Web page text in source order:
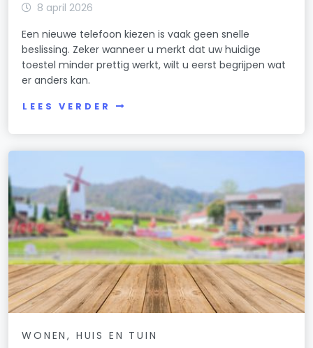
8 april 2026
Een nieuwe telefoon kiezen is vaak geen snelle
beslissing. Zeker wanneer u merkt dat uw huidige
toestel minder prettig werkt, wilt u eerst begrijpen wat
er anders kan.
LEES VERDER
WONEN, HUIS EN TUIN